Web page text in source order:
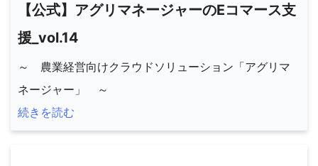
【公式】アグリマネージャーのEコマース支
援_vol.14
～ 農業経営向けクラウドソリューション「アグリマ
ネージャー」 ～
続きを読む